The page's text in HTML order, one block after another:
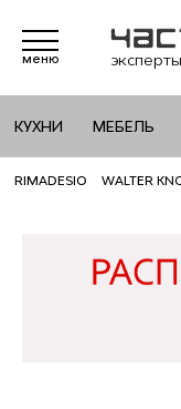
меню
КУХНИ МЕБЕЛЬ
RIMADESIO WALTER